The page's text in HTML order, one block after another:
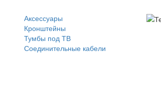
Аксессуары
Кронштейны
Тумбы под ТВ
Соединительные кабели